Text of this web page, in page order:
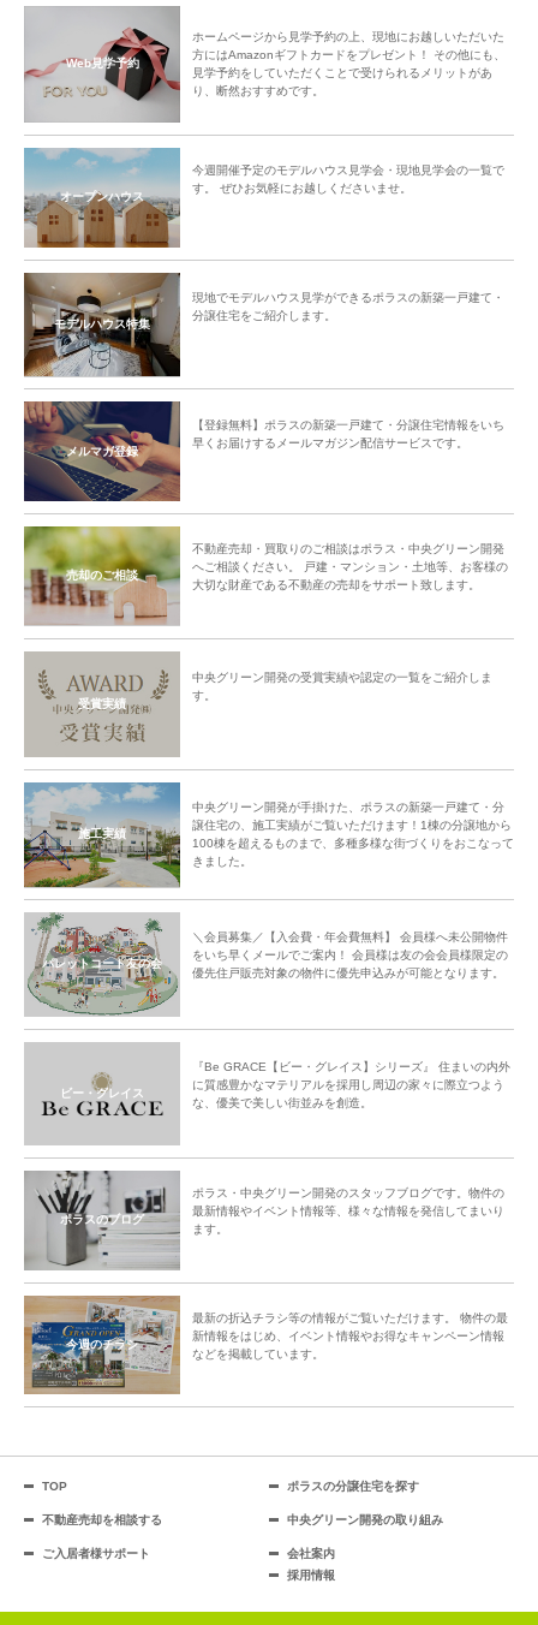
Web見学予約
ホームページから見学予約の上、現地にお越しいただいた
方にはAmazonギフトカードをプレゼント！ その他にも、
見学予約をしていただくことで受けられるメリットがあ
り、断然おすすめです。
オープンハウス
今週開催予定のモデルハウス見学会・現地見学会の一覧で
す。 ぜひお気軽にお越しくださいませ。
モデルハウス特集
現地でモデルハウス見学ができるポラスの新築一戸建て・
分譲住宅をご紹介します。
メルマガ登録
【登録無料】ポラスの新築一戸建て・分譲住宅情報をいち
早くお届けするメールマガジン配信サービスです。
売却のご相談
不動産売却・買取りのご相談はポラス・中央グリーン開発
へご相談ください。 戸建・マンション・土地等、お客様の
大切な財産である不動産の売却をサポート致します。
受賞実績
中央グリーン開発の受賞実績や認定の一覧をご紹介しま
す。
施工実績
中央グリーン開発が手掛けた、ポラスの新築一戸建て・分
譲住宅の、施工実績がご覧いただけます！1棟の分譲地から
100棟を超えるものまで、多種多様な街づくりをおこなって
きました。
パレットコート友の会
＼会員募集／【入会費・年会費無料】 会員様へ未公開物件
をいち早くメールでご案内！ 会員様は友の会会員様限定の
優先住戸販売対象の物件に優先申込みが可能となります。
ビー・グレイス
『Be GRACE【ビー・グレイス】シリーズ』 住まいの内外
に質感豊かなマテリアルを採用し周辺の家々に際立つよう
な、優美で美しい街並みを創造。
ポラスのブログ
ポラス・中央グリーン開発のスタッフブログです。物件の
最新情報やイベント情報等、様々な情報を発信してまいり
ます。
今週のチラシ
最新の折込チラシ等の情報がご覧いただけます。 物件の最
新情報をはじめ、イベント情報やお得なキャンペーン情報
などを掲載しています。
TOP ポラスの分譲住宅を探す
不動産売却を相談する 中央グリーン開発の取り組み
ご入居者様サポート
会社案内
採用情報